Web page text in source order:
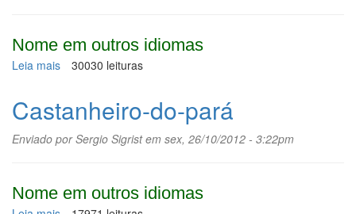
Nome em outros idiomas
Leia mais sobre
30030 leituras
Castanheiro-do-pará
Enviado porSergio Sigristem sex, 26/10/2012 - 3:22pm
Nome em outros idiomas